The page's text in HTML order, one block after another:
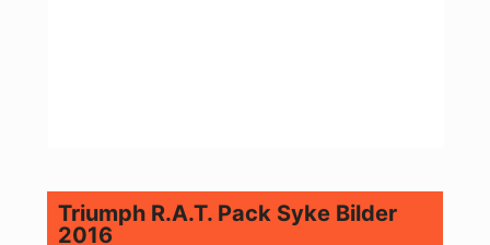
Triumph R.A.T. Pack Syke Bilder
2016